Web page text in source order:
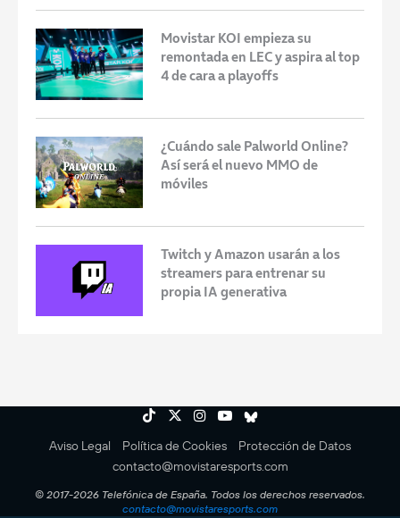
Movistar KOI empieza su
remontada en LEC y aspira al top
4 de cara a playoffs
¿Cuándo sale Palworld Online?
Así será el nuevo MMO de
móviles
Twitch y Amazon usarán a los
streamers para entrenar su
propia IA generativa
Aviso Legal Política de Cookies
Protección de Datos
contacto@movistaresports.com
© 2017-2026 Telefónica de España. Todos los derechos reservados.
contacto@movistaresports.com